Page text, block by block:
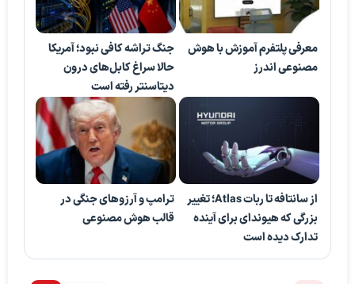
معرفی پلتفرم آموزش با هوش
مصنوعی اندرز
جنگ تراشه کافی نبود؛ آمریکا
حالا سراغ کابل‌های درون
دیتاسنتر رفته است
از سانتافه تا ربات Atlas؛ تغییر
بزرگی که هیوندای برای آینده
تدارک دیده است
ترامپ و آرزوهای جنگی در
قالب هوش مصنوعی